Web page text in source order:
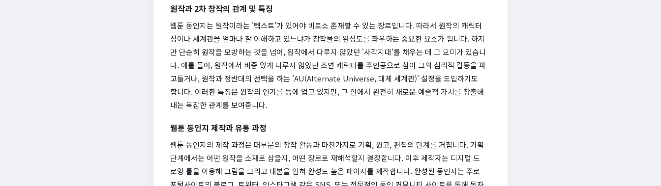
원작과 2차 창작의 관계 및 특징
웹툰 동인지는 원작이라는 '텍스트'가 있어야 비로소 존재할 수 있는 장르입니다. 따라서 원작의 캐릭터
성이나 세계관을 얼마나 잘 이해하고 있느냐가 창작물의 완성도를 좌우하는 중요한 요소가 됩니다. 하지
만 단순히 원작을 모방하는 것을 넘어, 원작에서 다루지 않았던 '사각지대'를 채우는 데 그 묘미가 있습니
다. 예를 들어, 원작에서 비중 있게 다루지 않았던 조연 캐릭터를 주인공으로 삼아 그의 심리적 갈등을 파
고들거나, 원작과 정반대의 선택을 하는 'AU(Alternate Universe, 대체 세계관)' 설정을 도입하기도
합니다. 이러한 특징은 원작의 인기를 등에 업고 있지만, 그 안에서 완전히 새로운 예술적 가치를 창출해
내는 복잡한 관계를 보여줍니다.
웹툰 동인지 제작과 유통 과정
웹툰 동인지의 제작 과정은 대부분의 창작 활동과 마찬가지로 기획, 원고, 편집의 단계를 거칩니다. 기획
단계에서는 어떤 원작을 소재로 삼을지, 어떤 장르로 재해석할지 결정합니다. 이후 제작자는 디지털 드
로잉 툴을 이용해 그림을 그리고 대본을 입혀 완성도 높은 페이지를 제작합니다. 완성된 동인지는 주로